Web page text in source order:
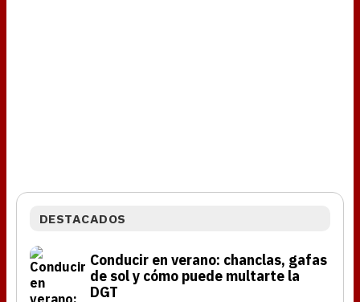
DESTACADOS
Conducir en verano: chanclas, gafas
de sol y cómo puede multarte la
DGT